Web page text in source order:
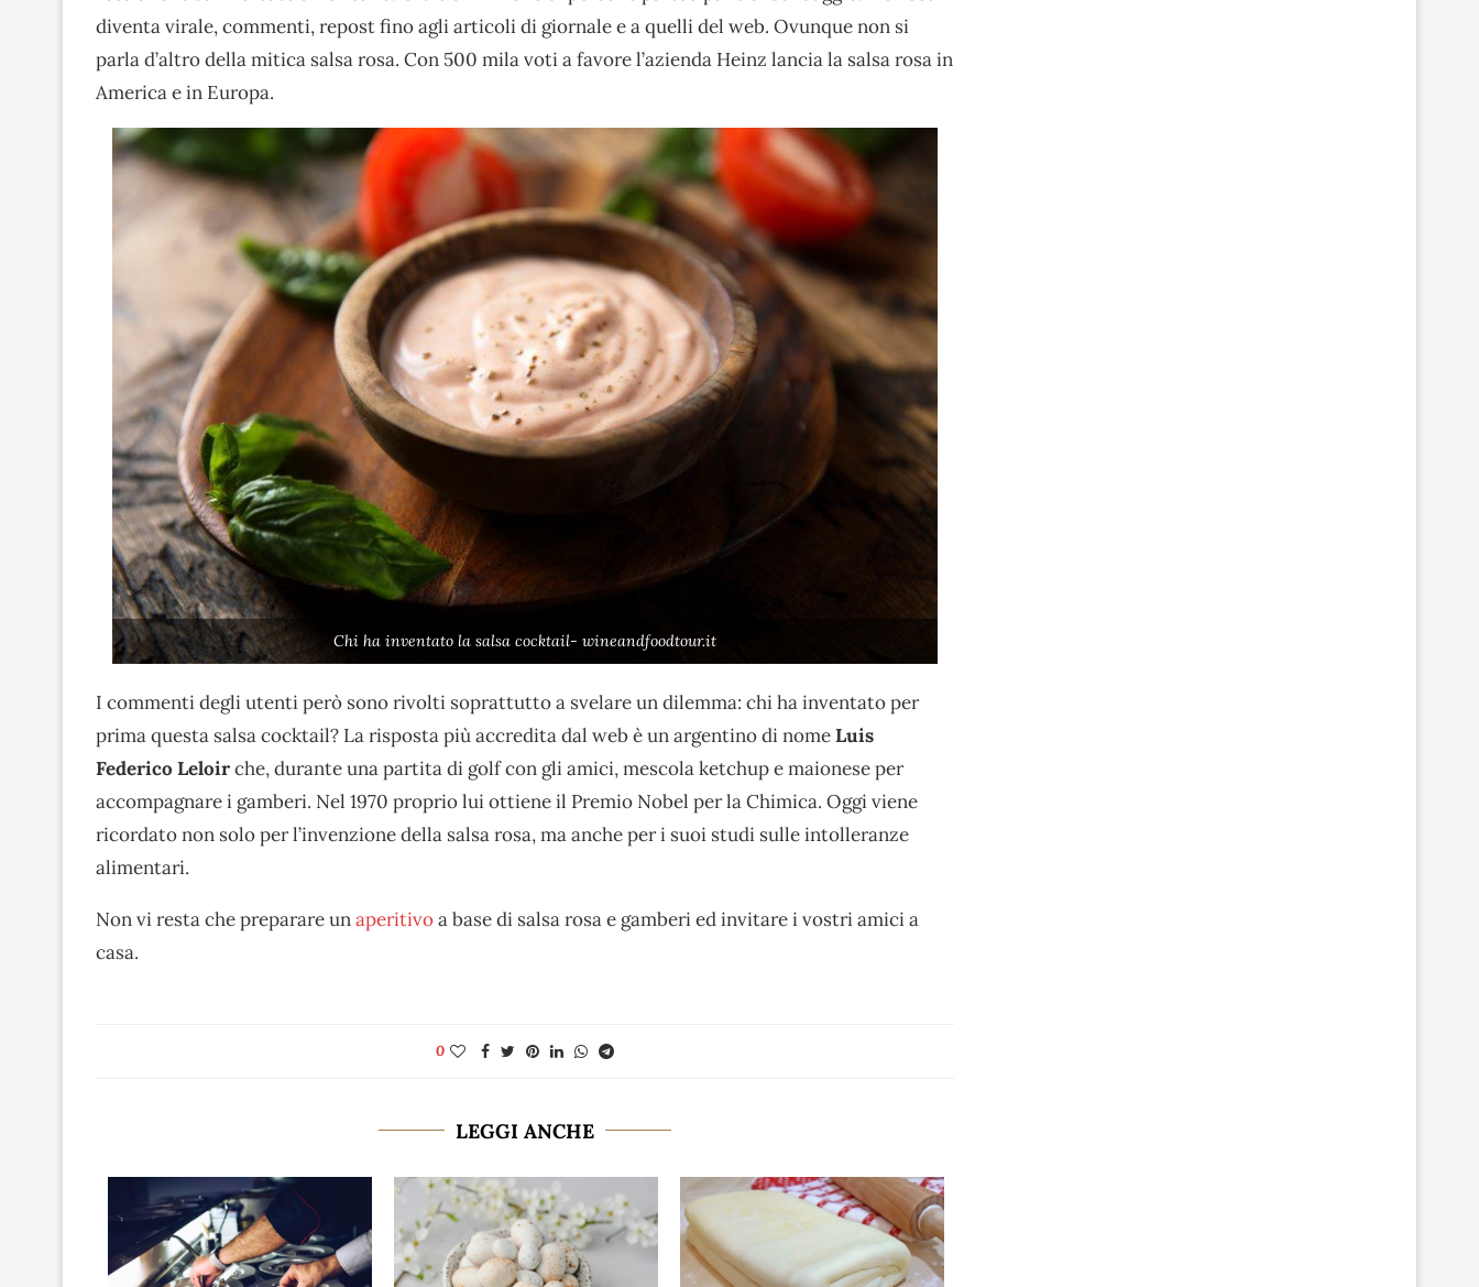
diventa virale, commenti, repost fino agli articoli di giornale e a quelli del web. Ovunque non si
parla d’altro della mitica salsa rosa. Con 500 mila voti a favore l’azienda Heinz lancia la salsa rosa in
America e in Europa.
Chi ha inventato la salsa cocktail- wineandfoodtour.it
I commenti degli utenti però sono rivolti soprattutto a svelare un dilemma: chi ha inventato per
prima questa salsa cocktail? La risposta più accredita dal web è un argentino di nomeLuis
Federico Leloirche, durante una partita di golf con gli amici, mescola ketchup e maionese per
accompagnare i gamberi. Nel 1970 proprio lui ottiene il Premio Nobel per la Chimica. Oggi viene
ricordato non solo per l’invenzione della salsa rosa, ma anche per i suoi studi sulle intolleranze
alimentari.
Non vi resta che preparare unaperitivoa base di salsa rosa e gamberi ed invitare i vostri amici a
casa.
0
LEGGI ANCHE